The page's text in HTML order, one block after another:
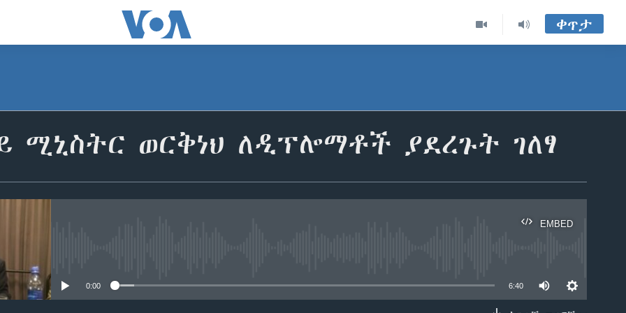
ቀጥታ
ሚኒስትር ወርቅነህ ለዲፕሎማቶች ያደረጉት ገለፃ
EMBED
0:00 6:40